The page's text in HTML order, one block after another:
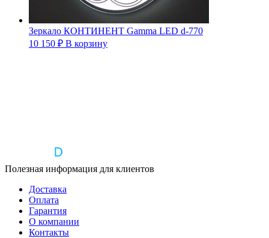
Зеркало КОНТИНЕНТ Gamma LED d-770
10 150 ₽ В корзину
Полезная информация для клиентов
Доставка
Оплата
Гарантия
О компании
Контакты